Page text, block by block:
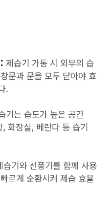
제습기 가동 시 외부의 습
문과 문을 모두 닫아야 효
.
기는 습도가 높은 공간
화장실, 베란다 등 습기
습기와 선풍기를 함께 사용
르게 순환시켜 제습 효율